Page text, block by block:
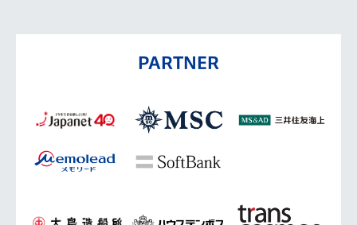
PARTNER